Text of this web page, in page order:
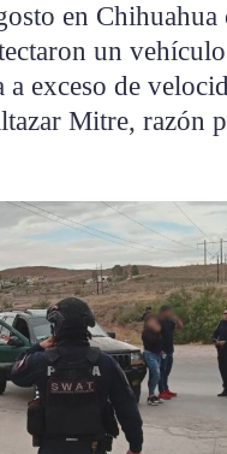
en Chihuahua
un
exceso de
Mitre, razón